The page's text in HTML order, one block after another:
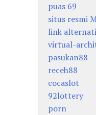
puas 69
situs resmi
link
virtual-
pasukan88
receh88
cocaslot
92lottery
porn